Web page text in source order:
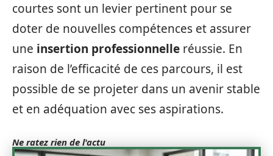
courtes sont un levier pertinent pour se
doter de nouvelles compétences et assurer
une insertion professionnelle réussie. En
raison de l’efficacité de ces parcours, il est
possible de se projeter dans un avenir stable
et en adéquation avec ses aspirations.
Ne ratez rien de l'actu